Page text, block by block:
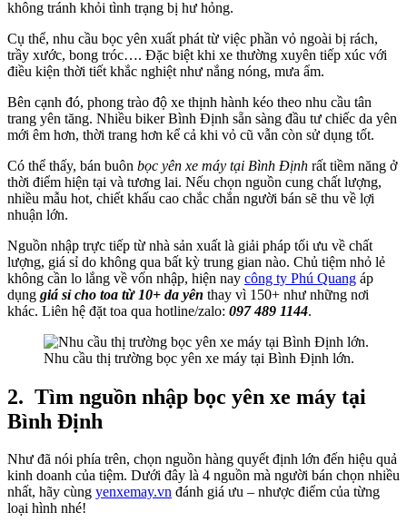
không tránh khỏi tình trạng bị hư hỏng.
Cụ thể, nhu cầu bọc yên xuất phát từ việc phần vỏ ngoài bị rách,
trầy xước, bong tróc…. Đặc biệt khi xe thường xuyên tiếp xúc với
điều kiện thời tiết khắc nghiệt như nắng nóng, mưa ẩm.
Bên cạnh đó, phong trào độ xe thịnh hành kéo theo nhu cầu tân
trang yên tăng. Nhiều biker Bình Định sẵn sàng đầu tư chiếc da yên
mới êm hơn, thời trang hơn kể cả khi vỏ cũ vẫn còn sử dụng tốt.
Có thể thấy, bán buôn bọc yên xe máy tại Bình Định rất tiềm năng ở
thời điểm hiện tại và tương lai. Nếu chọn nguồn cung chất lượng,
nhiều mẫu hot, chiết khấu cao chắc chắn người bán sẽ thu về lợi
nhuận lớn.
Nguồn nhập trực tiếp từ nhà sản xuất là giải pháp tối ưu về chất
lượng, giá sỉ do không qua bất kỳ trung gian nào. Chủ tiệm nhỏ lẻ
không cần lo lắng về vốn nhập, hiện nay công ty Phú Quang áp
dụng giá sỉ cho toa từ 10+ da yên thay vì 150+ như những nơi
khác. Liên hệ đặt toa qua hotline/zalo: 097 489 1144.
Nhu cầu thị trường bọc yên xe máy tại Bình Định lớn.
2. Tìm nguồn nhập bọc yên xe máy tại
Bình Định
Như đã nói phía trên, chọn nguồn hàng quyết định lớn đến hiệu quả
kinh doanh của tiệm. Dưới đây là 4 nguồn mà người bán chọn nhiều
nhất, hãy cùng yenxemay.vn đánh giá ưu – nhược điểm của từng
loại hình nhé!